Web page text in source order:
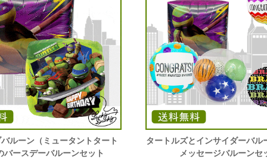
ルーン（ミュータントタート
バースデーバルーンセット
タートルズとインサイダーバル
メッセージバルーンセ